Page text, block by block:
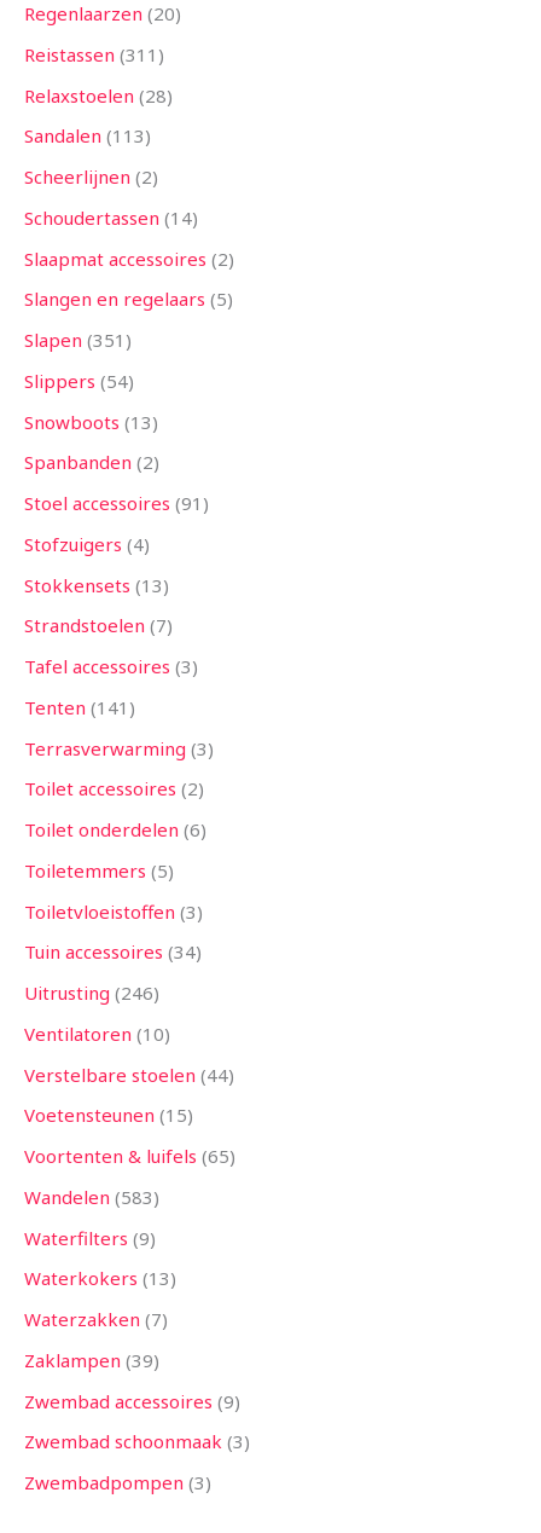
Regenlaarzen 20
Reistassen 311
Relaxstoelen 28
Sandalen 113
Scheerlijnen 2
Schoudertassen 14
Slaapmat accessoires 2
Slangen en regelaars 5
Slapen 351
Slippers 54
Snowboots 13
Spanbanden 2
Stoel accessoires 91
Stofzuigers 4
Stokkensets 13
Strandstoelen 7
Tafel accessoires 3
Tenten 141
Terrasverwarming 3
Toilet accessoires 2
Toilet onderdelen 6
Toiletemmers 5
Toiletvloeistoffen 3
Tuin accessoires 34
Uitrusting 246
Ventilatoren 10
Verstelbare stoelen 44
Voetensteunen 15
Voortenten & luifels 65
Wandelen 583
Waterfilters 9
Waterkokers 13
Waterzakken 7
Zaklampen 39
Zwembad accessoires 9
Zwembad schoonmaak 3
Zwembadpompen 3